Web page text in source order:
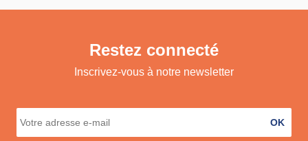
Restez connecté
Inscrivez-vous à notre newsletter
OK